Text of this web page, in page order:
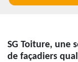
SG Toiture, une
de façadiers